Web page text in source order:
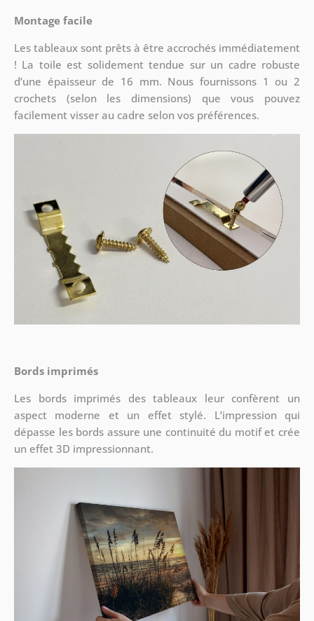
Montage facile
Les tableaux sont prêts à être accrochés immédiatement
! La toile est solidement tendue sur un cadre robuste
d’une épaisseur de 16 mm. Nous fournissons 1 ou 2
crochets (selon les dimensions) que vous pouvez
facilement visser au cadre selon vos préférences.
Bords imprimés
Les bords imprimés des tableaux leur confèrent un
aspect moderne et un effet stylé. L’impression qui
dépasse les bords assure une continuité du motif et crée
un effet 3D impressionnant.